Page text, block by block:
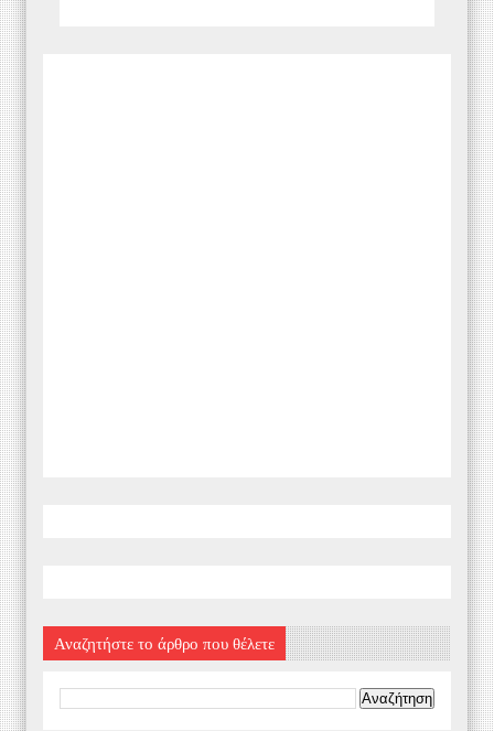
Αναζητήστε το άρθρο που θέλετε